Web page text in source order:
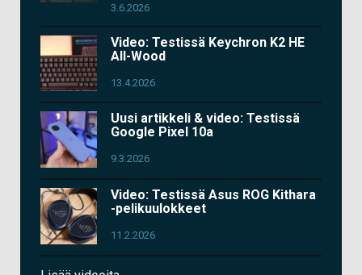
3.6.2026
Video: Testissä Keychron K2 HE
All-Wood
13.4.2026
Uusi artikkeli & video: Testissä
Google Pixel 10a
9.3.2026
Video: Testissä Asus ROG Kithara
-pelikuulokkeet
11.2.2026